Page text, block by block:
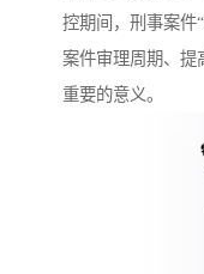
控期间，刑事案件
案件审理周期、提
重要的意义。